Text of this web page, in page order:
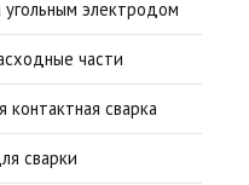
угольным электродом
части
контактная сварка
сварки